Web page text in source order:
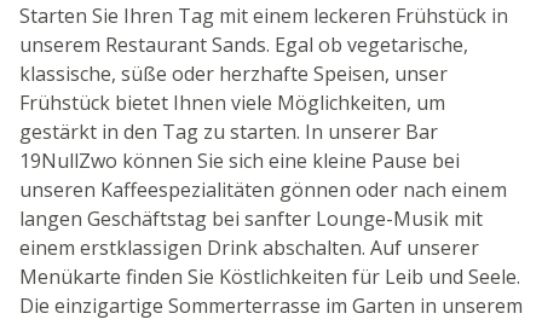
Starten Sie Ihren Tag mit einem leckeren Frühstück in
unserem Restaurant Sands. Egal ob vegetarische,
klassische, süße oder herzhafte Speisen, unser
Frühstück bietet Ihnen viele Möglichkeiten, um
gestärkt in den Tag zu starten. In unserer Bar
19NullZwo können Sie sich eine kleine Pause bei
unseren Kaffeespezialitäten gönnen oder nach einem
langen Geschäftstag bei sanfter Lounge-Musik mit
einem erstklassigen Drink abschalten. Auf unserer
Menükarte finden Sie Köstlichkeiten für Leib und Seele.
Die einzigartige Sommerterrasse im Garten in unserem